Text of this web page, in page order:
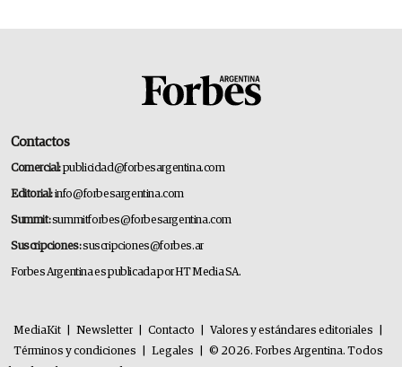
Contactos
Comercial:publicidad@forbesargentina.com
Editorial:info@forbesargentina.com
Summit:summitforbes@forbesargentina.com
Suscripciones:suscripciones@forbes.ar
Forbes Argentina es publicada por HT Media SA.
MediaKit Newsletter Contacto Valores y estándares editoriales
Términos y condiciones
Legales
© 2026. Forbes Argentina. Todos